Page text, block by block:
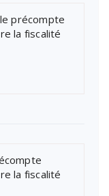
précompte
la fiscalité
la fiscalité